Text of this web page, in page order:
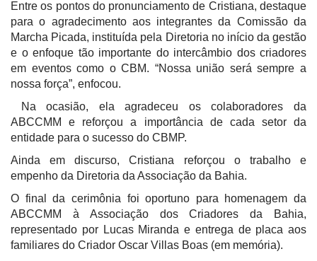
Entre os pontos do pronunciamento de Cristiana, destaque
para o agradecimento aos integrantes da Comissão da
Marcha Picada, instituída pela Diretoria no início da gestão
e o enfoque tão importante do intercâmbio dos criadores
em eventos como o CBM. “Nossa união será sempre a
nossa força”, enfocou.
Na ocasião, ela agradeceu os colaboradores da
ABCCMM e reforçou a importância de cada setor da
entidade para o sucesso do CBMP.
Ainda em discurso, Cristiana reforçou o trabalho e
empenho da Diretoria da Associação da Bahia.
O final da cerimônia foi oportuno para homenagem da
ABCCMM à Associação dos Criadores da Bahia,
representado por Lucas Miranda e entrega de placa aos
familiares do Criador Oscar Villas Boas (em memória).